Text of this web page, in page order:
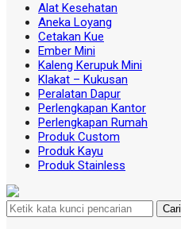
Alat Kesehatan
Aneka Loyang
Cetakan Kue
Ember Mini
Kaleng Kerupuk Mini
Klakat – Kukusan
Peralatan Dapur
Perlengkapan Kantor
Perlengkapan Rumah
Produk Custom
Produk Kayu
Produk Stainless
Cari